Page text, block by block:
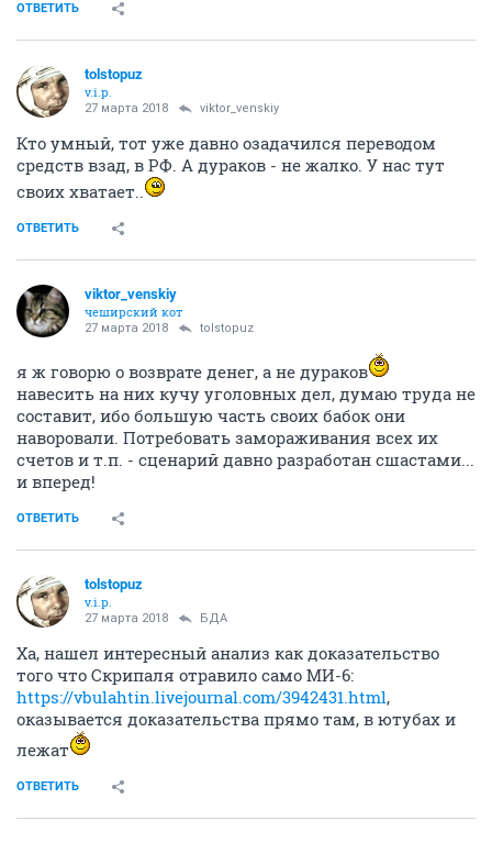
ОТВЕТИТЬ
tolstopuz
v.i.p.
27 марта 2018 viktor_venskiy
Кто умный, тот уже давно озадачился переводом
средств взад, в РФ. А дураков - не жалко. У нас тут
своих хватает..
ОТВЕТИТЬ
viktor_venskiy
чеширский кот
27 марта 2018 tolstopuz
я ж говорю о возврате денег, а не дураков
навесить на них кучу уголовных дел, думаю труда не
составит, ибо большую часть своих бабок они
наворовали. Потребовать замораживания всех их
счетов и т.п. - сценарий давно разработан сшастами...
и вперед!
ОТВЕТИТЬ
tolstopuz
v.i.p.
27 марта 2018 БДА
Ха, нашел интересный анализ как доказательство
того что Скрипаля отравило само МИ-6:
https://vbulahtin.livejournal.com/3942431.html,
оказывается доказательства прямо там, в ютубах и
лежат
ОТВЕТИТЬ